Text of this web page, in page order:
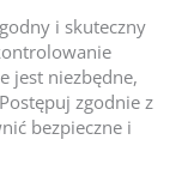
i skuteczny
jest niezbędne,
zgodnie z
bezpieczne i